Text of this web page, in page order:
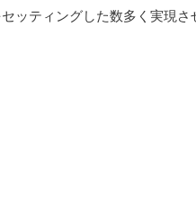
ッティングした数多く実現さ